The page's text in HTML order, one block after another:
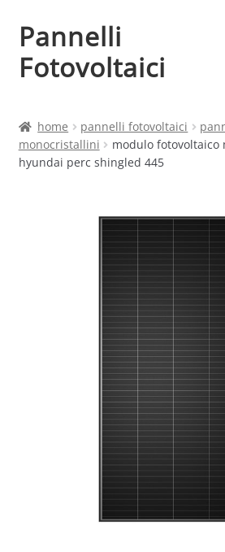
Vai
alla
navigazione
Vai
al
contenuto
Pannelli
Fotovoltaici
Cart
home pannelli fotovoltaici
monocristallini
modulo fotovoltaico
hyundai perc shingled 445